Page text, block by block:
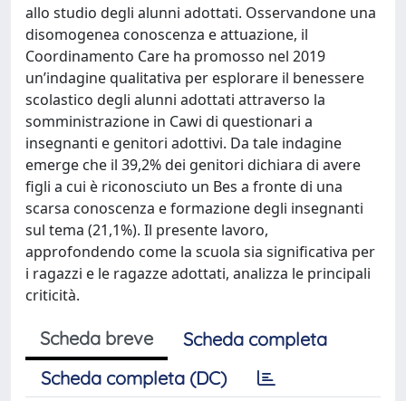
allo studio degli alunni adottati. Osservandone una
disomogenea conoscenza e attuazione, il
Coordinamento Care ha promosso nel 2019
un’indagine qualitativa per esplorare il benessere
scolastico degli alunni adottati attraverso la
somministrazione in Cawi di questionari a
insegnanti e genitori adottivi. Da tale indagine
emerge che il 39,2% dei genitori dichiara di avere
figli a cui è riconosciuto un Bes a fronte di una
scarsa conoscenza e formazione degli insegnanti
sul tema (21,1%). Il presente lavoro,
approfondendo come la scuola sia significativa per
i ragazzi e le ragazze adottati, analizza le principali
criticità.
Scheda breve
Scheda completa
Scheda completa (DC)